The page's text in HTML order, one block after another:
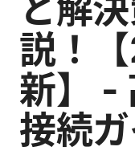
説！
新】 -
接続